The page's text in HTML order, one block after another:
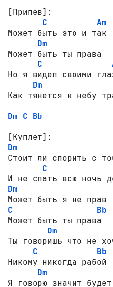
[Припев]:
C
Am
Может быть это и так
Dm
Может быть ты права
C
Но я видел своими
Dm
Dm C Bb
[Куплет]:
Dm
Стоит ли спорить с
C
Dm
C
Bb
Может быть ты права
Dm
Ты говоришь что не
C
Bb
Никому никогда рабой
Dm